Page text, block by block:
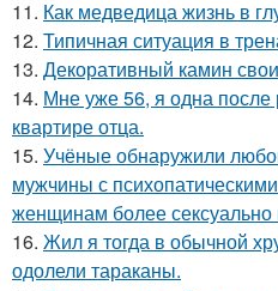
11. Как медведица жизнь в
12. Типичная ситуация в
13. Декоративный камин
14. Мне уже 56, я одна после
квартире отца.
15. Учёные обнаружили
мужчины с
женщинам более
16. Жил я тогда в обычной
одолели тараканы.